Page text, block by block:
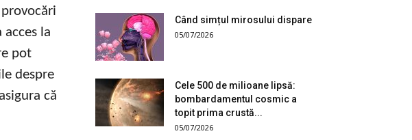
la
pot
despre
că
Când simțul mirosului dispare
05/07/2026
Cele 500 de milioane lipsă:
bombardamentul cosmic a
topit prima crustă...
05/07/2026